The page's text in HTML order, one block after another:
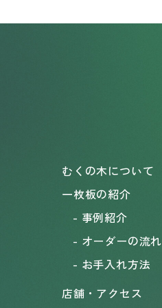
むくの木について
一枚板の紹介
事例紹介
オーダーの流れ
お手入れ方法
店舗・アクセス